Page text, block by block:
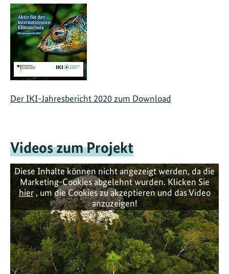
Der IKI-Jahresbericht 2020 zum Download
Videos zum Projekt
Diese Inhalte können nicht angezeigt werden, da die
Marketing-Cookies abgelehnt wurden. Klicken Sie
hier, um die Cookies zu akzeptieren und das Video
anzuzeigen!